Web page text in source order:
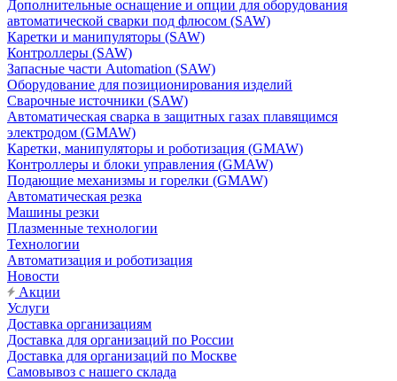
Дополнительные оснащение и опции для оборудования
автоматической сварки под флюсом (SAW)
Каретки и манипуляторы (SAW)
Контроллеры (SAW)
Запасные части Automation (SAW)
Оборудование для позиционирования изделий
Сварочные источники (SAW)
Автоматическая сварка в защитных газах плавящимся
электродом (GMAW)
Каретки, манипуляторы и роботизация (GMAW)
Контроллеры и блоки управления (GMAW)
Подающие механизмы и горелки (GMAW)
Автоматическая резка
Машины резки
Плазменные технологии
Технологии
Автоматизация и роботизация
Новости
Акции
Услуги
Доставка организациям
Доставка для организаций по России
Доставка для организаций по Москве
Самовывоз с нашего склада